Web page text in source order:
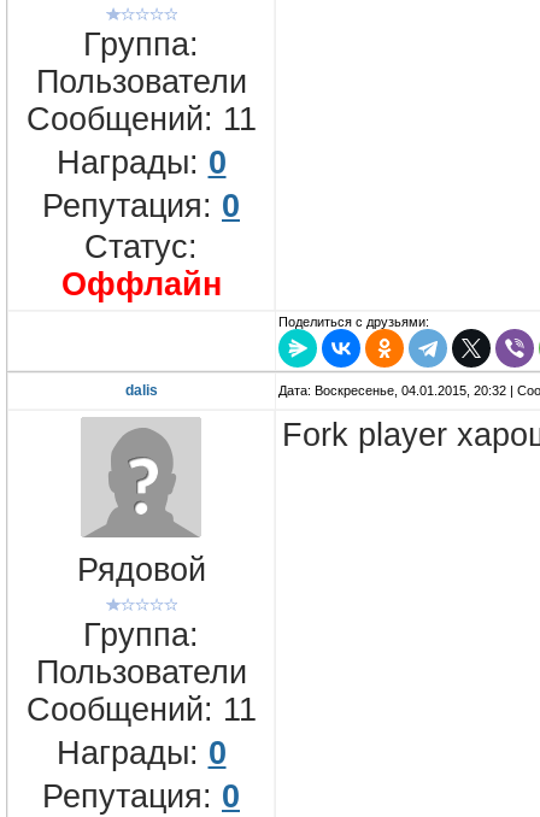
Группа:
Пользователи
Сообщений: 11
Награды: 0
Репутация: 0
Статус:
Оффлайн
Поделиться с друзьями:
dalis Дата: Воскресенье, 04.01.2015, 20:32 |
Рядовой
Группа:
Пользователи
Сообщений: 11
Награды: 0
Репутация: 0
Fork player